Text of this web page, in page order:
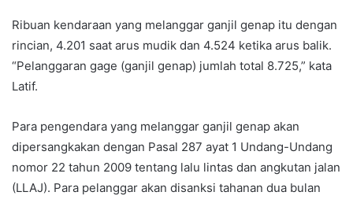
Ribuan kendaraan yang melanggar ganjil genap itu dengan
rincian, 4.201 saat arus mudik dan 4.524 ketika arus balik.
“Pelanggaran gage (ganjil genap) jumlah total 8.725,” kata
Latif.
Para pengendara yang melanggar ganjil genap akan
dipersangkakan dengan Pasal 287 ayat 1 Undang-Undang
nomor 22 tahun 2009 tentang lalu lintas dan angkutan jalan
(LLAJ). Para pelanggar akan disanksi tahanan dua bulan